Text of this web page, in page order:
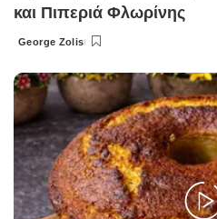
και Πιπεριά Φλωρίνης
Posted
George Zolis